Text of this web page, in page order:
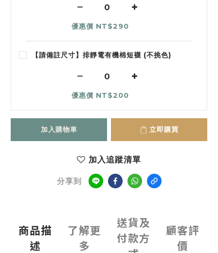
優惠價 NT$290
【請備註尺寸】排靜電有機棉短襪 (不挑色)
優惠價 NT$200
加入購物車 立即購買
加入追蹤清單
分享到
商品描
述
了解更
多
送貨及
付款方
顧客評
價